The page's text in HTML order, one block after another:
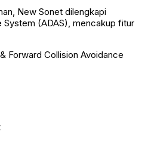
New Sonet dilengkapi
(ADAS), mencakup fitur
Forward Collision Avoidance